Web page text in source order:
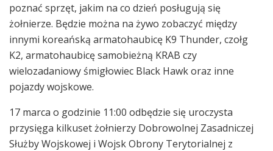
poznać sprzęt, jakim na co dzień posługują się
żołnierze. Będzie można na żywo zobaczyć między
innymi koreańską armatohaubicę K9 Thunder, czołg
K2, armatohaubicę samobieżną KRAB czy
wielozadaniowy śmigłowiec Black Hawk oraz inne
pojazdy wojskowe.
17 marca o godzinie 11:00 odbędzie się uroczysta
przysięga kilkuset żołnierzy Dobrowolnej Zasadniczej
Służby Wojskowej i Wojsk Obrony Terytorialnej z